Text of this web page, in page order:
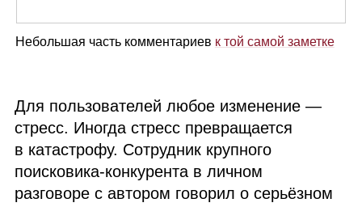
Небольшая часть комментариев к той самой заметке
Для пользователей любое изменение —
стресс. Иногда стресс превращается
в катастрофу. Сотрудник крупного
поисковика‑конкурента в личном
разговоре с автором говорил о серьёзном